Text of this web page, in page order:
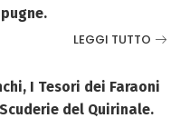
LEGGI TUTTO
I Tesori dei Faraoni
del Quirinale.